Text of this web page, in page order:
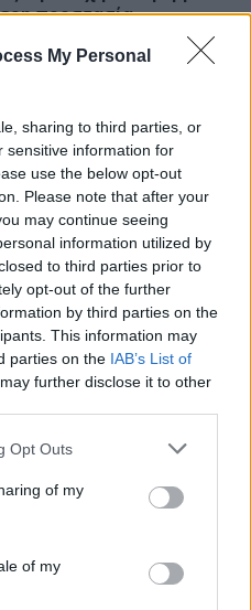
My Personal
sharing to third parties, or
sensitive information for
use the below opt-out
Please note that after your
may continue seeing
information utilized by
to third parties prior to
opt-out of the further
by third parties on the
This information may
parties on the IAB’s List of
further disclose it to other
Opt Outs
of my
of my
προστασία
2026 09:20
ασθενή την
– Συγκλονιστικό
2026 08:45
όχι στις δίαιτες του
δεν είναι lifestyle»